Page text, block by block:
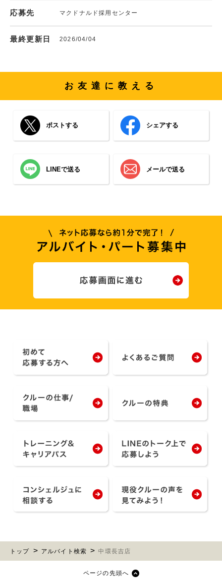
応募先 マクドナルド採用センター
最終更新日 2026/04/04
お友達に教える
ポストする シェアする
LINEで送る メールで送る
トップ アルバイト検索 中環長吉店
ページの先頭へ